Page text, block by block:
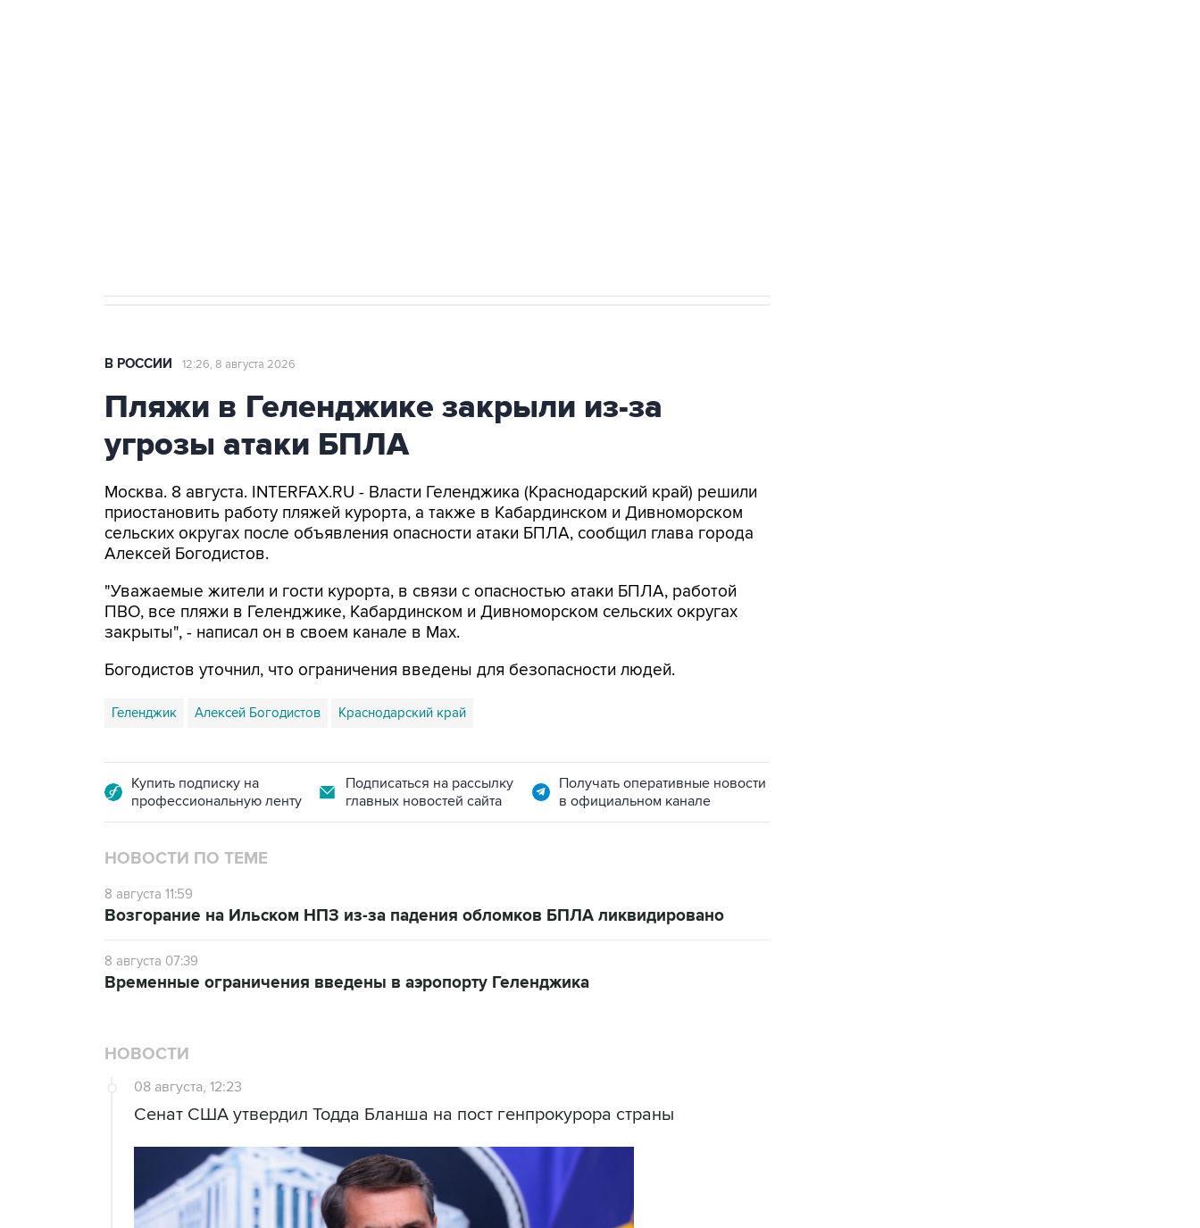
В РОССИИ 12:26, 8 августа 2026
Пляжи в Геленджике закрыли из-за
угрозы атаки БПЛА
Москва. 8 августа. INTERFAX.RU - Власти Геленджика (Краснодарский край) решили
приостановить работу пляжей курорта, а также в Кабардинском и Дивноморском
сельских округах после объявления опасности атаки БПЛА, сообщил глава города
Алексей Богодистов.
"Уважаемые жители и гости курорта, в связи с опасностью атаки БПЛА, работой
ПВО, все пляжи в Геленджике, Кабардинском и Дивноморском сельских округах
закрыты", - написал он в своем канале в Max.
Богодистов уточнил, что ограничения введены для безопасности людей.
Геленджик Алексей Богодистов Краснодарский край
Купить подписку на
профессиональную ленту
Подписаться на рассылку
главных новостей сайта
Получать оперативные новости
в официальном канале
НОВОСТИ ПО ТЕМЕ
8 августа 11:59
Возгорание на Ильском НПЗ из-за падения обломков БПЛА ликвидировано
8 августа 07:39
Временные ограничения введены в аэропорту Геленджика
НОВОСТИ
08 августа, 12:23
Сенат США утвердил Тодда Бланша на пост генпрокурора страны